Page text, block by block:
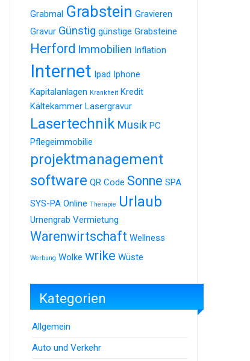
Grabmal Grabstein Gravieren
Gravur Günstig günstige Grabsteine
Herford Immobilien Inflation
Internet Ipad Iphone
Kapitalanlagen Krankheit Kredit
Kältekammer Lasergravur
Lasertechnik Musik PC
Pflegeimmobilie
projektmanagement
software QR Code Sonne SPA
SYS-PA Online Therapie Urlaub
Urnengrab Vermietung
Warenwirtschaft Wellness
Werbung Wolke wrike Wüste
Kategorien
Allgemein
Auto und Verkehr